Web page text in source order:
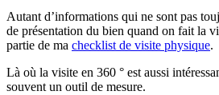
Autant d’informations qui ne sont pas
de présentation du bien quand on fait la
partie de ma checklist de visite physique.
Là où la visite en 360 ° est aussi
souvent un outil de mesure.